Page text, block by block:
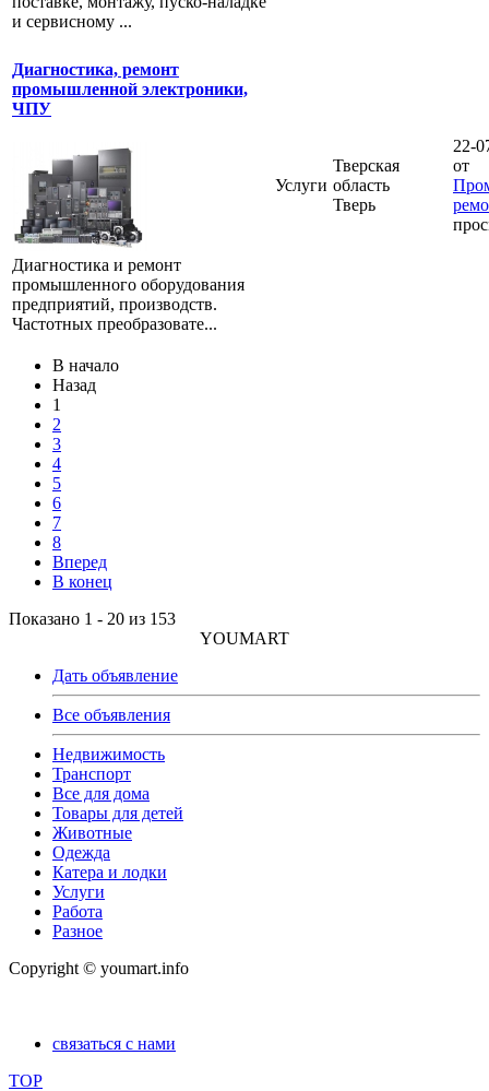
и сервисному ...
Диагностика, ремонт
промышленной электроники,
ЧПУ
Диагностика и ремонт
промышленного оборудования
предприятий, производств.
Частотных преобразовате...
Услуги
Тверская
область
Тверь
22-
от
В начало
Назад
1
2
3
4
5
6
7
8
Вперед
В конец
Показано 1 - 20 из 153
YOUMART
Дать объявление
Все объявления
Недвижимость
Транспорт
Все для дома
Товары для детей
Животные
Одежда
Катера и лодки
Услуги
Работа
Разное
Copyright © youmart.info
связаться с нами
TOP